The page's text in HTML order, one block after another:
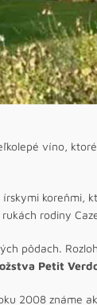
víno,
írskymi koreňmi,
rodiny
pôdach.
Petit
2008 známe